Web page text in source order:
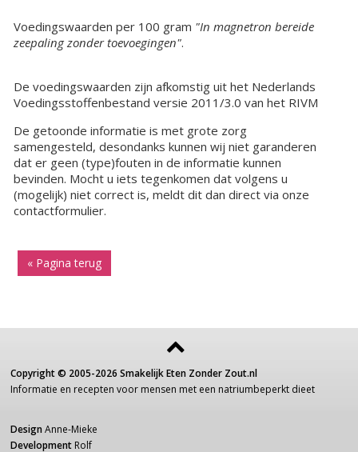
Voedingswaarden per 100 gram "In magnetron bereide
zeepaling zonder toevoegingen".
De voedingswaarden zijn afkomstig uit het Nederlands
Voedingsstoffenbestand versie 2011/3.0 van het RIVM
De getoonde informatie is met grote zorg
samengesteld, desondanks kunnen wij niet garanderen
dat er geen (type)fouten in de informatie kunnen
bevinden. Mocht u iets tegenkomen dat volgens u
(mogelijk) niet correct is, meldt dit dan direct via onze
contactformulier.
« Pagina terug
Copyright © 2005-2026 Smakelijk Eten Zonder Zout.nl
Informatie en recepten voor mensen met een natriumbeperkt dieet
Design Anne-Mieke
Development Rolf